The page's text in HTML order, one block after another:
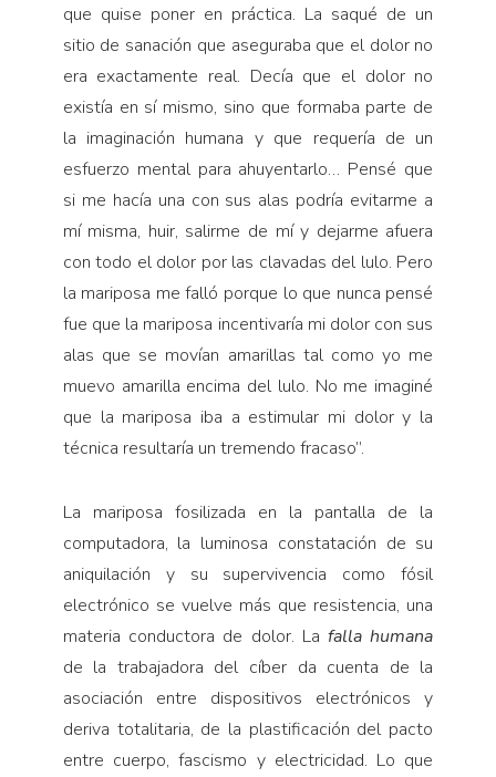
que quise poner en práctica. La saqué de un
sitio de sanación que aseguraba que el dolor no
era exactamente real. Decía que el dolor no
existía en sí mismo, sino que formaba parte de
la imaginación humana y que requería de un
esfuerzo mental para ahuyentarlo… Pensé que
si me hacía una con sus alas podría evitarme a
mí misma, huir, salirme de mí y dejarme afuera
con todo el dolor por las clavadas del lulo. Pero
la mariposa me falló porque lo que nunca pensé
fue que la mariposa incentivaría mi dolor con sus
alas que se movían amarillas tal como yo me
muevo amarilla encima del lulo. No me imaginé
que la mariposa iba a estimular mi dolor y la
técnica resultaría un tremendo fracaso”.
La mariposa fosilizada en la pantalla de la
computadora, la luminosa constatación de su
aniquilación y su supervivencia como fósil
electrónico se vuelve más que resistencia, una
materia conductora de dolor. La falla humana
de la trabajadora del cíber da cuenta de la
asociación entre dispositivos electrónicos y
deriva totalitaria, de la plastificación del pacto
entre cuerpo, fascismo y electricidad. Lo que